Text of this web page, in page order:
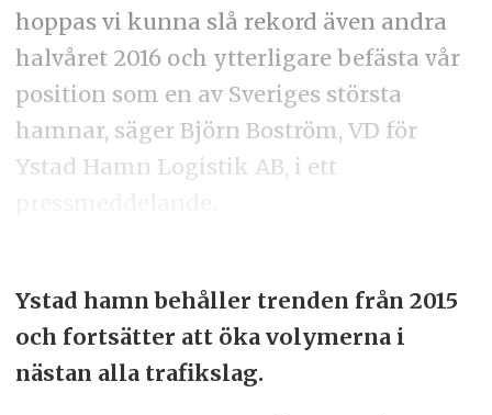
hoppas vi kunna slå rekord även andra
halvåret 2016 och ytterligare befästa vår
position som en av Sveriges största
hamnar, säger Björn Boström, VD för
Ystad Hamn Logistik AB, i ett
Ystad hamn behåller trenden från 2015
och fortsätter att öka volymerna i
nästan alla trafikslag.